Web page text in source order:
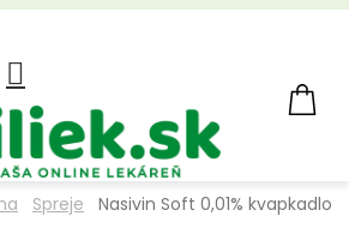
Spreje
Nasivin Soft 0,01% kvapkadlo